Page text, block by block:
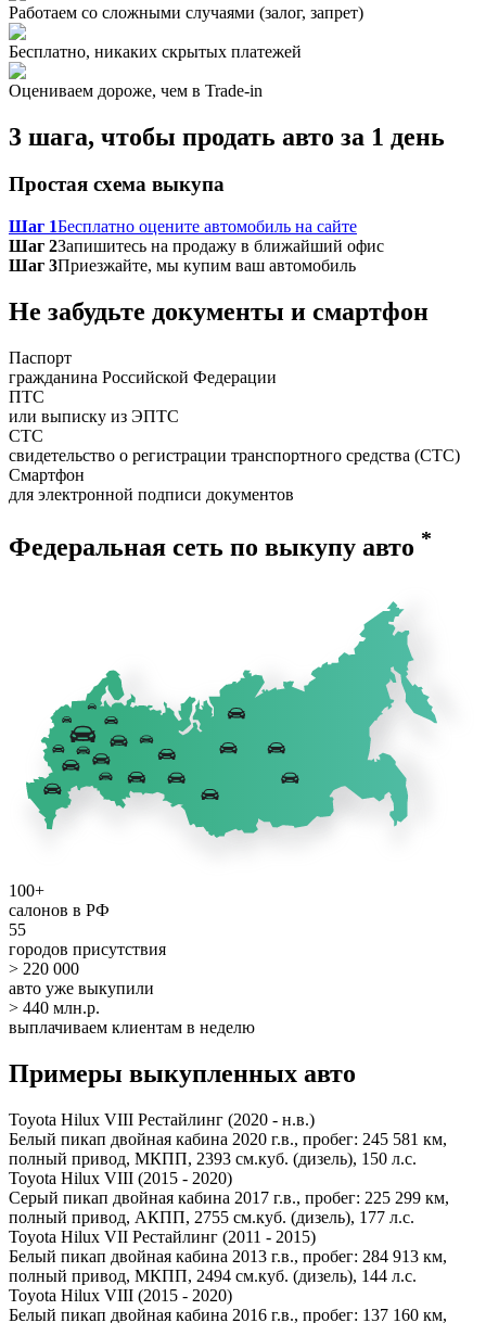
Работаем со сложными случаями (залог, запрет)
Бесплатно, никаких скрытых платежей
Оцениваем дороже, чем в Trade‑in
3 шага, чтобы продать авто за 1 день
Простая схема выкупа
Шаг 1Бесплатно оцените автомобиль на сайте
Шаг 2Запишитесь на продажу в ближайший офис
Шаг 3Приезжайте, мы купим ваш автомобиль
Не забудьте документы и смартфон
Паспорт
гражданина Российской Федерации
ПТС
или выписку из ЭПТС
СТС
свидетельство о регистрации транспортного средства (СТС)
Смартфон
для электронной подписи документов
Федеральная сеть по выкупу авто *
100+
салонов в РФ
55
городов присутствия
> 220 000
авто уже выкупили
> 440 млн.р.
выплачиваем клиентам в неделю
Примеры выкупленных авто
Toyota Hilux VIII Рестайлинг (2020 - н.в.)
Белый пикап двойная кабина 2020 г.в., пробег: 245 581 км,
полный привод, МКПП, 2393 см.куб. (дизель), 150 л.с.
Toyota Hilux VIII (2015 - 2020)
Серый пикап двойная кабина 2017 г.в., пробег: 225 299 км,
полный привод, АКПП, 2755 см.куб. (дизель), 177 л.с.
Toyota Hilux VII Рестайлинг (2011 - 2015)
Белый пикап двойная кабина 2013 г.в., пробег: 284 913 км,
полный привод, МКПП, 2494 см.куб. (дизель), 144 л.с.
Toyota Hilux VIII (2015 - 2020)
Белый пикап двойная кабина 2016 г.в., пробег: 137 160 км,